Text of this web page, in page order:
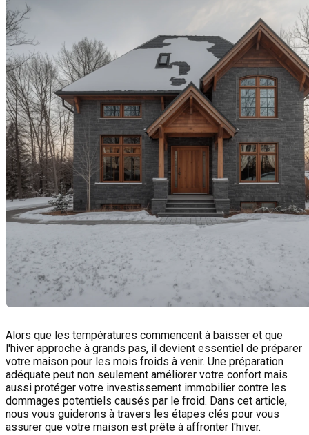
Alors que les températures commencent à baisser et que
l'hiver approche à grands pas, il devient essentiel de préparer
votre maison pour les mois froids à venir. Une préparation
adéquate peut non seulement améliorer votre confort mais
aussi protéger votre investissement immobilier contre les
dommages potentiels causés par le froid. Dans cet article,
nous vous guiderons à travers les étapes clés pour vous
assurer que votre maison est prête à affronter l'hiver.